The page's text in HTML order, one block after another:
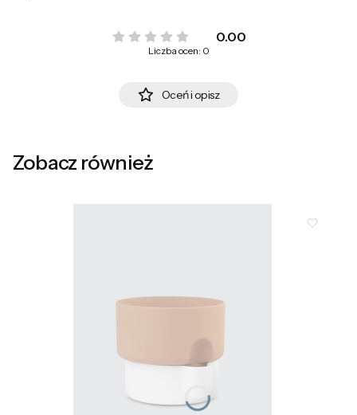
0.00
Liczba ocen: 0
Oceń i opisz
Zobacz również